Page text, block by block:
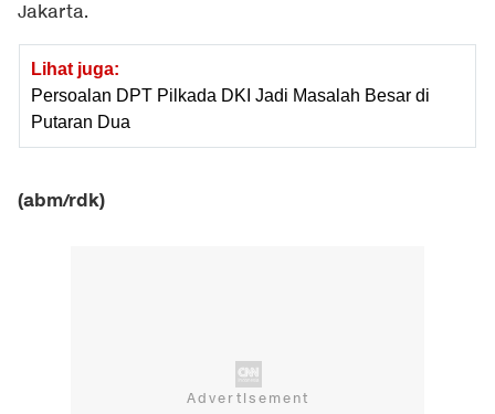
Jakarta.
Lihat juga:
Persoalan DPT Pilkada DKI Jadi Masalah Besar di
Putaran Dua
(abm/rdk)